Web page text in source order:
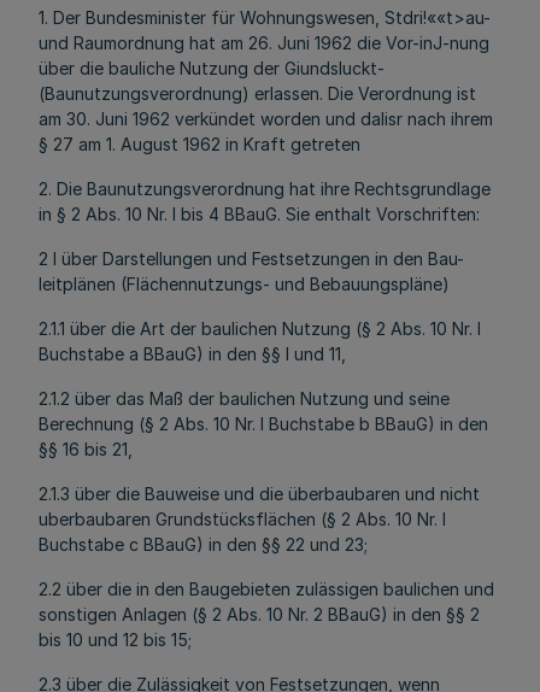
1. Der Bundesminister für Wohnungswesen, Stdri!««t>au-
und Raumordnung hat am 26. Juni 1962 die Vor-inJ-nung
über die bauliche Nutzung der Giundsluckt-
(Baunutzungsverordnung) erlassen. Die Verordnung ist
am 30. Juni 1962 verkündet worden und dalisr nach ihrem
§ 27 am 1. August 1962 in Kraft getreten
2. Die Baunutzungsverordnung hat ihre Rechtsgrundlage
in § 2 Abs. 10 Nr. l bis 4 BBauG. Sie enthalt Vorschriften:
2 l über Darstellungen und Festsetzungen in den Bau-
leitplänen (Flächennutzungs- und Bebauungspläne)
2.1.1 über die Art der baulichen Nutzung (§ 2 Abs. 10 Nr. l
Buchstabe a BBauG) in den §§ l und 11,
2.1.2 über das Maß der baulichen Nutzung und seine
Berechnung (§ 2 Abs. 10 Nr. l Buchstabe b BBauG) in den
§§ 16 bis 21,
2.1.3 über die Bauweise und die überbaubaren und nicht
uberbaubaren Grundstücksflächen (§ 2 Abs. 10 Nr. l
Buchstabe c BBauG) in den §§ 22 und 23;
2.2 über die in den Baugebieten zulässigen baulichen und
sonstigen Anlagen (§ 2 Abs. 10 Nr. 2 BBauG) in den §§ 2
bis 10 und 12 bis 15;
2.3 über die Zulässigkeit von Festsetzungen, wenn